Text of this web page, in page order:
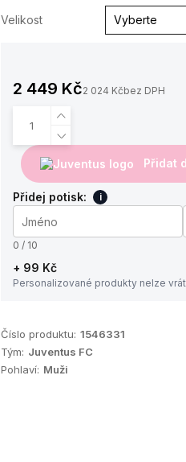
Velikost
2 449 Kč2 024 Kčbez DPH
Přidat
Přidej potisk: i
0 / 10
+ 99 Kč
Personalizované produkty nelze
Číslo produktu: 1546331
Tým: Juventus FC
Pohlaví: Muži